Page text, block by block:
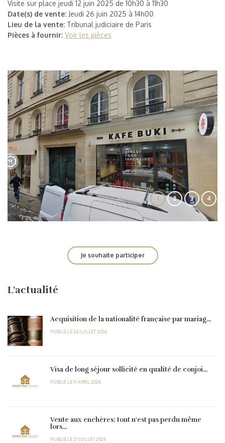
Visite sur place jeudi 12 juin 2025 de 10h30 à 11h30
Date(s) de vente: Jeudi 26 juin 2025 à 14h00
Lieu de la vente: Tribunal judiciaire de Paris
Pièces à fournir: Voir les pièces
1 2 3 4
Je souhaite participer
L'actualité
Acquisition de la nationalité française par mariag...
PUBLIÉ LE 24 JUILLET 2026
Visa de long séjour sollicité en qualité de conjoi...
PUBLIÉ LE 11 AVRIL 2026
Vente aux enchères: tout n'est pas perdu même
lors...
PUBLIÉ LE 21 JUILLET 2025